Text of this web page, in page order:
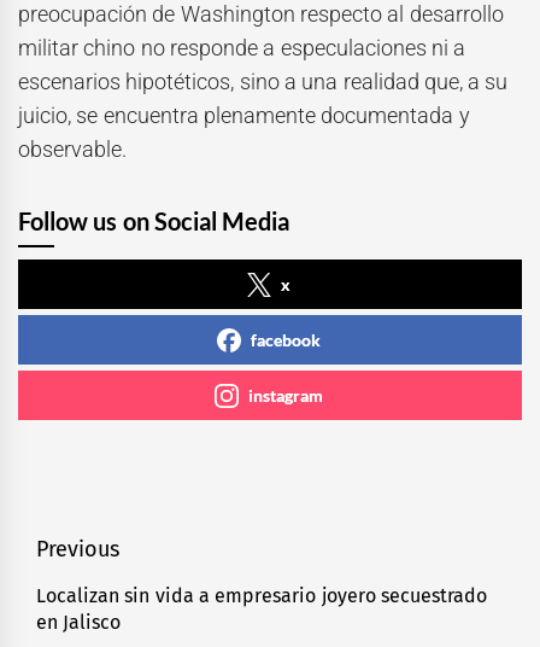
preocupación de Washington respecto al desarrollo
militar chino no responde a especulaciones ni a
escenarios hipotéticos, sino a una realidad que, a su
juicio, se encuentra plenamente documentada y
observable.
Follow us on Social Media
x
facebook
instagram
Navegación
de
entradas
Previous
Previous
post:
Localizan sin vida a empresario joyero secuestrado
en Jalisco